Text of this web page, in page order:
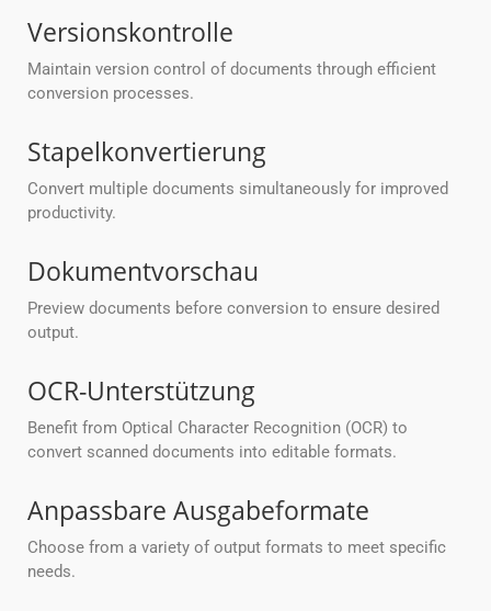
Versionskontrolle
Maintain version control of documents through efficient
conversion processes.
Stapelkonvertierung
Convert multiple documents simultaneously for improved
productivity.
Dokumentvorschau
Preview documents before conversion to ensure desired
output.
OCR-Unterstützung
Benefit from Optical Character Recognition (OCR) to
convert scanned documents into editable formats.
Anpassbare Ausgabeformate
Choose from a variety of output formats to meet specific
needs.